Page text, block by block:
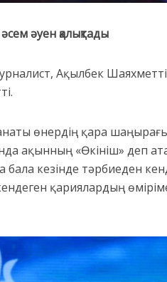
әуен қалықтады
Ақылбек
өнердің қара
ақынның «Өкініш» деп
кезінде тәрбиеден
қариялардың